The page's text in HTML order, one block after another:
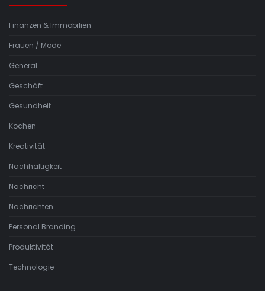
Finanzen & Immobilien
Frauen / Mode
General
Geschäft
Gesundheit
Kochen
Kreativität
Nachhaltigkeit
Nachricht
Nachrichten
Personal Branding
Produktivität
Technologie